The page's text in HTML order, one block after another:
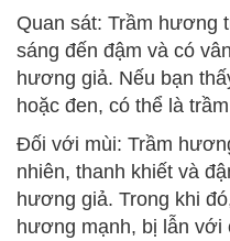
Quan sát: Trầm hương
sáng đến đậm và có
hương giả. Nếu bạn
hoặc đen, có thể là
Đối với mùi: Trầm
nhiên, thanh khiết và
hương giả. Trong khi
hương mạnh, bị lẫn với